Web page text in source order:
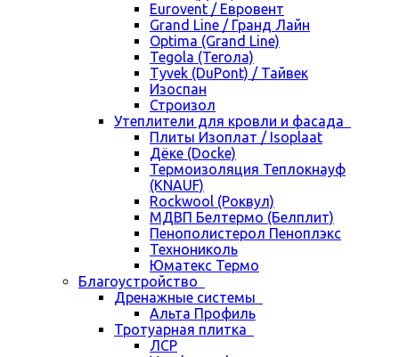
Eurovent / Евровент
Grand Line / Гранд Лайн
Optima (Grand Line)
Tegola (Тегола)
Tyvek (DuPont) / Тайвек
Изоспан
Строизол
Утеплители для кровли и фасада
Плиты Изоплат / Isoplaat
Дёке (Docke)
Термоизоляция Теплокнауф
(KNAUF)
Rockwool (Роквул)
МДВП Белтермо (Белплит)
Пенополистерол Пеноплэкс
Технониколь
Юматекс Термо
Благоустройство
Дренажные системы
Альта Профиль
Тротуарная плитка
ЛСР